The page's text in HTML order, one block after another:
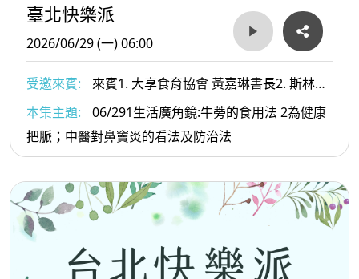
臺北快樂派
2026/06/29 (一) 06:00
受邀來賓:
來賓1. 大享食育協會 黃嘉琳書長2. 斯林中
醫診所 陳楚鏞醫師
本集主題:
06/291生活廣角鏡:牛蒡的食用法 2為健康
把脈；中醫對鼻竇炎的看法及防治法